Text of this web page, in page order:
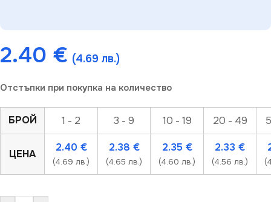
2.40 € (4.69 лв.)
Отстъпки при покупка на количество
БРОЙ 1 - 2 3 - 9 10 - 19 20 - 49
ЦЕНА
2.40 €
(4.69 лв.)
2.38 €
(4.65 лв.)
2.35 €
(4.60 лв.)
2.33 €
(4.56 лв.)